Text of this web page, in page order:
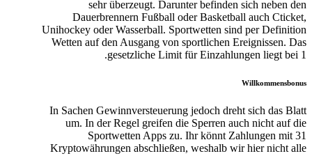
sehr überzeugt. Darunter befinden sich neben den
Dauerbrennern Fußball oder Basketball auch Cticket,
Unihockey oder Wasserball. Sportwetten sind per Definition
Wetten auf den Ausgang von sportlichen Ereignissen. Das
gesetzliche Limit für Einzahlungen liegt bei 1.
Willkommensbonus
In Sachen Gewinnversteuerung jedoch dreht sich das Blatt
um. In der Regel greifen die Sperren auch nicht auf die
Sportwetten Apps zu. Ihr könnt Zahlungen mit 31
Kryptowährungen abschließen, weshalb wir hier nicht alle